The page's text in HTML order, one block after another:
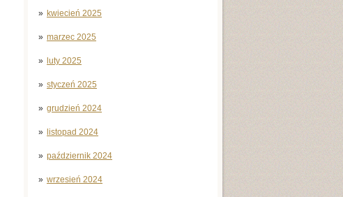
kwiecień 2025
marzec 2025
luty 2025
styczeń 2025
grudzień 2024
listopad 2024
październik 2024
wrzesień 2024